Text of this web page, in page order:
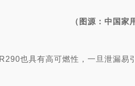
（图源：中国家
也具有高可燃性，一旦泄漏易